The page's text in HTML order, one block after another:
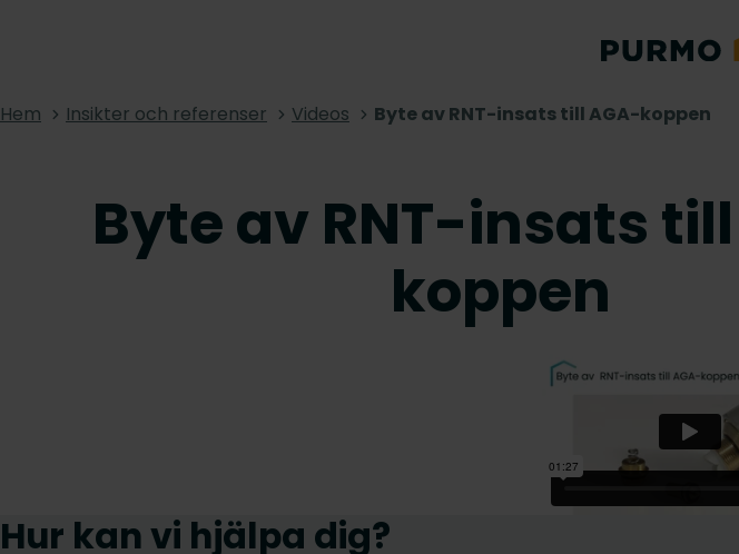
Hem Insikter och referenser Videos Byte av RNT-insats till AGA-koppen
Byte av RNT-insats
koppen
Hur kan vi hjälpa dig?